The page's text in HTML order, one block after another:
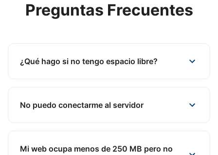
Preguntas Frecuentes
¿Qué hago si no tengo espacio libre?
No puedo conectarme al servidor
Mi web ocupa menos de 250 MB pero no